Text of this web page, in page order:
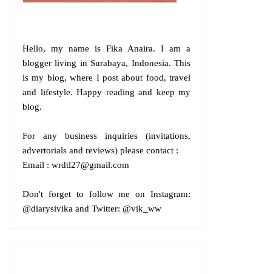
Hello, my name is Fika Anaira. I am a
blogger living in Surabaya, Indonesia. This
is my blog, where I post about food, travel
and lifestyle. Happy reading and keep my
blog.
For any business inquiries (invitations,
advertorials and reviews) please contact :
Email : wrdtl27@gmail.com
Don't forget to follow me on Instagram:
@diarysivika and Twitter: @vik_ww